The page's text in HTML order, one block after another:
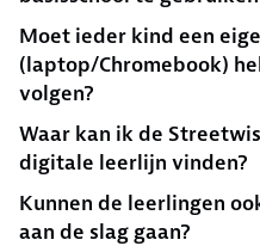
Moet ieder kind een
(laptop/Chromebook)
volgen?
Waar kan ik de
digitale leerlijn vinden?
Kunnen de leerlingen
aan de slag gaan?